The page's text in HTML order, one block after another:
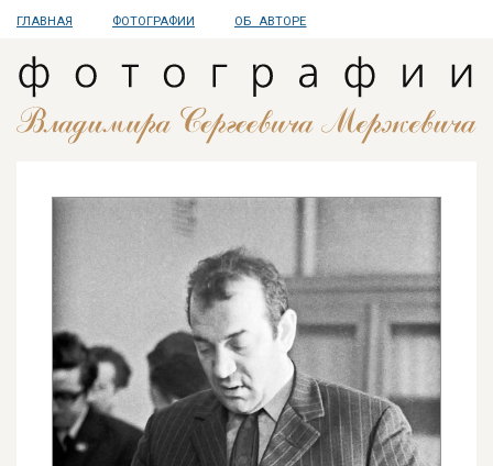
ГЛАВНАЯ ФОТОГРАФИИ ОБ АВТОРЕ